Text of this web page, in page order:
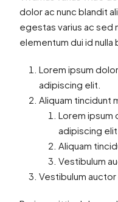
dolor ac nunc blandit
egestas varius ac sed
elementum dui id nulla
Lorem ipsum
adipiscing elit.
Aliquam tincidunt
Lorem
adipiscing elit.
Aliquam
Vestibulum
Vestibulum auctor